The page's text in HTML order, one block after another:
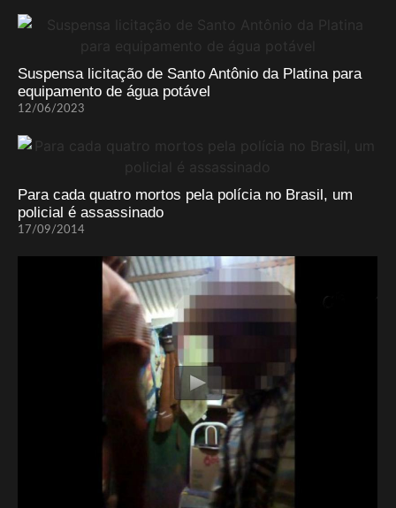
Suspensa licitação de Santo Antônio da Platina para
equipamento de água potável
12/06/2023
Para cada quatro mortos pela polícia no Brasil, um
policial é assassinado
17/09/2014